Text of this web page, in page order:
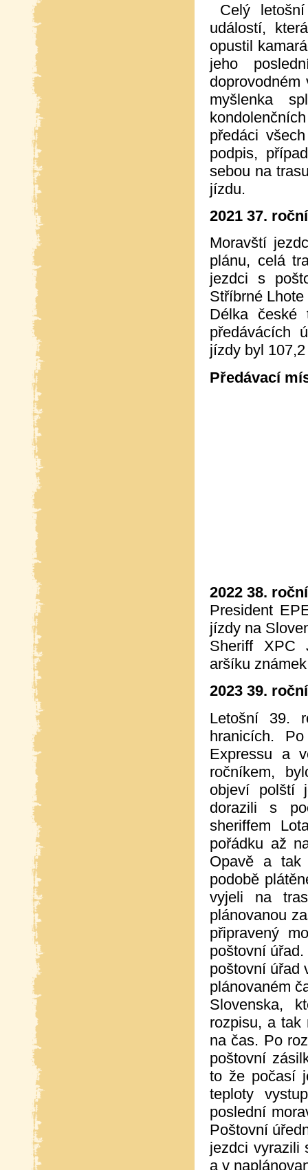
Celý
událostí,
opustil
jeho
myšlenka
předáci
podpis,
sebou na
jízdu.
2021 37.
Moravští
plánu, celá
jezdci s
Stříbrné
Délka české
předávácích
jízdy byl
Předávací
2022 38.
President
jízdy na
Sheriff XPC
aršíku
2023 39.
Letošní 39.
hranicích.
Expressu a
ročníkem,
objeví polští
dorazili s
sheriffem
pořádku až
Opavě a tak
podobě
vyjeli na
plánovanou
připravený
poštovní
poštovní úřad
plánovaném
Slovenska,
rozpisu, a tak
na čas. Po
poštovní
to že počasí
teploty
poslední
Poštovní
jezdci vyrazili
a v